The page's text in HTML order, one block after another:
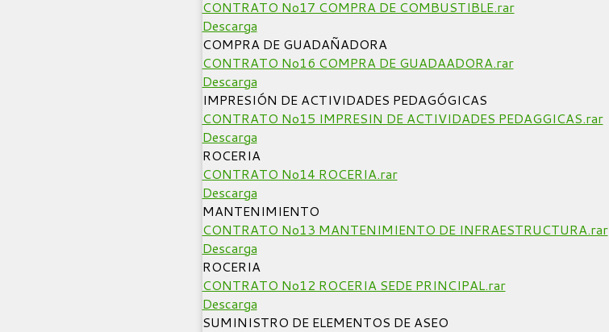
CONTRATO No17 COMPRA DE COMBUSTIBLE.rar
Descarga
COMPRA DE GUADAÑADORA
CONTRATO No16 COMPRA DE GUADAADORA.rar
Descarga
IMPRESIÓN DE ACTIVIDADES PEDAGÓGICAS
CONTRATO No15 IMPRESIN DE ACTIVIDADES PEDAGGICAS.rar
Descarga
ROCERIA
CONTRATO No14 ROCERIA.rar
Descarga
MANTENIMIENTO
CONTRATO No13 MANTENIMIENTO DE INFRAESTRUCTURA.rar
Descarga
ROCERIA
CONTRATO No12 ROCERIA SEDE PRINCIPAL.rar
Descarga
SUMINISTRO DE ELEMENTOS DE ASEO